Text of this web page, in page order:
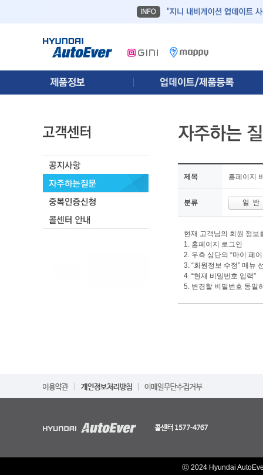
제목 홈페이지
분류
현재 고객님의 회원 정보
1. 홈페이지 로그인
2. 우측 상단의 “마이 페
3. “회원정보 수정” 메뉴
4. “현재 비밀번호 입력”
5. 변경할 비밀번호 동일
ⓒ 2024 Hyundai